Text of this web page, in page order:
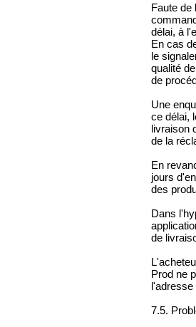
Faute de
délai, à
En cas
le
qualité
de
Une
ce délai,
livraison
de la
En
jours
des
Dans
de
Prod ne
l'adresse
7.5.